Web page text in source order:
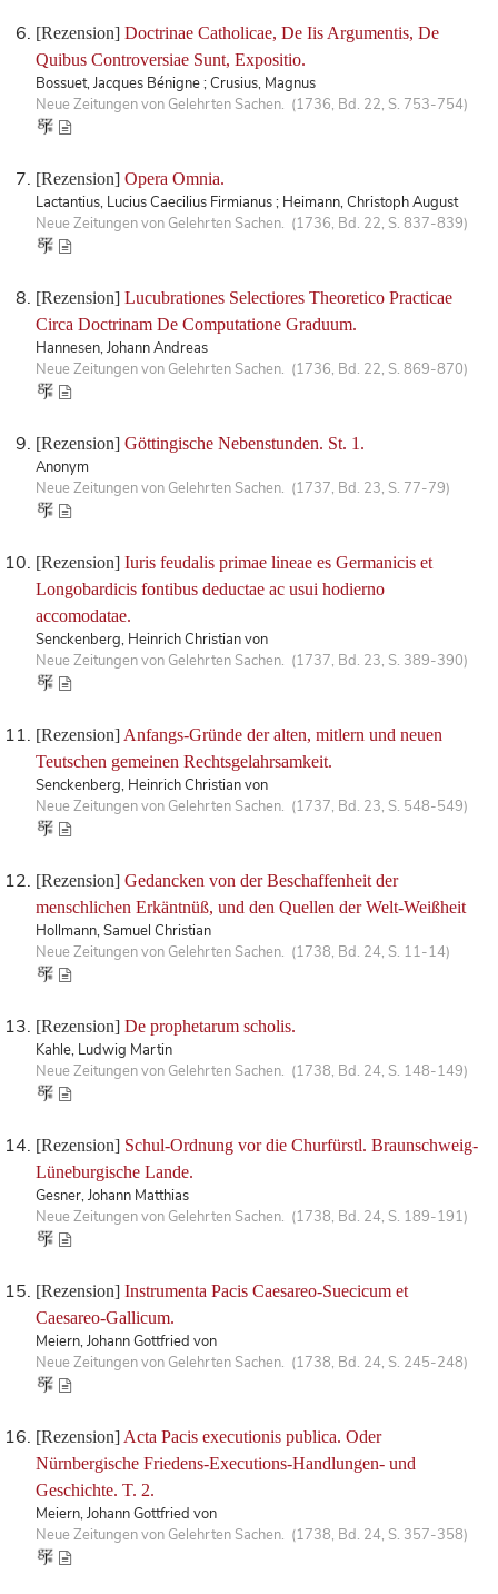
[Rezension] Doctrinae Catholicae, De Iis Argumentis, De
Quibus Controversiae Sunt, Expositio.
Bossuet, Jacques Bénigne ; Crusius, Magnus
Neue Zeitungen von Gelehrten Sachen. (1736, Bd. 22, S. 753-754)
[Rezension] Opera Omnia.
Lactantius, Lucius Caecilius Firmianus ; Heimann, Christoph August
Neue Zeitungen von Gelehrten Sachen. (1736, Bd. 22, S. 837-839)
[Rezension] Lucubrationes Selectiores Theoretico Practicae
Circa Doctrinam De Computatione Graduum.
Hannesen, Johann Andreas
Neue Zeitungen von Gelehrten Sachen. (1736, Bd. 22, S. 869-870)
[Rezension] Göttingische Nebenstunden. St. 1.
Anonym
Neue Zeitungen von Gelehrten Sachen. (1737, Bd. 23, S. 77-79)
[Rezension] Iuris feudalis primae lineae es Germanicis et
Longobardicis fontibus deductae ac usui hodierno
accomodatae.
Senckenberg, Heinrich Christian von
Neue Zeitungen von Gelehrten Sachen. (1737, Bd. 23, S. 389-390)
[Rezension] Anfangs-Gründe der alten, mitlern und neuen
Teutschen gemeinen Rechtsgelahrsamkeit.
Senckenberg, Heinrich Christian von
Neue Zeitungen von Gelehrten Sachen. (1737, Bd. 23, S. 548-549)
[Rezension] Gedancken von der Beschaffenheit der
menschlichen Erkäntnüß, und den Quellen der Welt-Weißheit
Hollmann, Samuel Christian
Neue Zeitungen von Gelehrten Sachen. (1738, Bd. 24, S. 11-14)
[Rezension] De prophetarum scholis.
Kahle, Ludwig Martin
Neue Zeitungen von Gelehrten Sachen. (1738, Bd. 24, S. 148-149)
[Rezension] Schul-Ordnung vor die Churfürstl. Braunschweig-
Lüneburgische Lande.
Gesner, Johann Matthias
Neue Zeitungen von Gelehrten Sachen. (1738, Bd. 24, S. 189-191)
[Rezension] Instrumenta Pacis Caesareo-Suecicum et
Caesareo-Gallicum.
Meiern, Johann Gottfried von
Neue Zeitungen von Gelehrten Sachen. (1738, Bd. 24, S. 245-248)
[Rezension] Acta Pacis executionis publica. Oder
Nürnbergische Friedens-Executions-Handlungen- und
Geschichte. T. 2.
Meiern, Johann Gottfried von
Neue Zeitungen von Gelehrten Sachen. (1738, Bd. 24, S. 357-358)